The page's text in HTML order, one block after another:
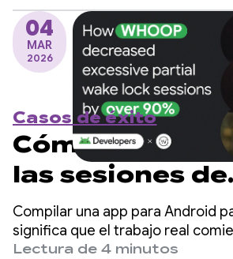
miles de millones de usuarios a
04
MAR
2026
Casos de éxito
Cómo WHOOP
las sesiones de
bloqueo de
parcial
Compilar una app para Android
significa que el trabajo real
apaga la pantalla.
Lectura de 4 minutos